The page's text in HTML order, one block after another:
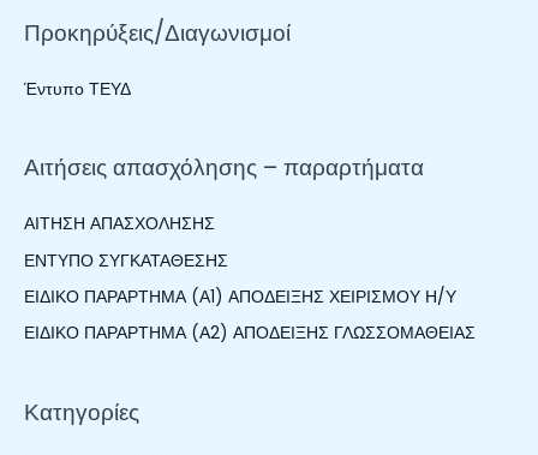
ΣΤΕΛΕΧΩΣΗ
ΤΟΥ
Κ
20043/7763/10.12.2024
ζ
σ
γ
ι
α
:
Προκηρύξεις/Διαγωνισμοί
Έντυπο ΤΕΥΔ
Αιτήσεις απασχόλησης – παραρτήματα
ΑΙΤΗΣΗ ΑΠΑΣΧΟΛΗΣΗΣ
ΕΝΤΥΠΟ ΣΥΓΚΑΤΑΘΕΣΗΣ
ΕΙΔΙΚΟ ΠΑΡΑΡΤΗΜΑ (Α1) ΑΠΟΔΕΙΞΗΣ ΧΕΙΡΙΣΜΟΥ Η/Υ
ΕΙΔΙΚΟ ΠΑΡΑΡΤΗΜΑ (Α2) ΑΠΟΔΕΙΞΗΣ ΓΛΩΣΣΟΜΑΘΕΙΑΣ
Κατηγορίες